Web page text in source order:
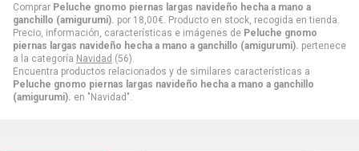
Comprar Peluche gnomo piernas largas navideño hecha a mano a
ganchillo (amigurumi). por 18,00€ . Producto en stock, recogida en tienda.
Precio, información, características e imágenes de Peluche gnomo
piernas largas navideño hecha a mano a ganchillo (amigurumi). pertenece
a la categoría Navidad (56).
Encuentra productos relacionados y de similares características a
Peluche gnomo piernas largas navideño hecha a mano a ganchillo
(amigurumi). en "Navidad".